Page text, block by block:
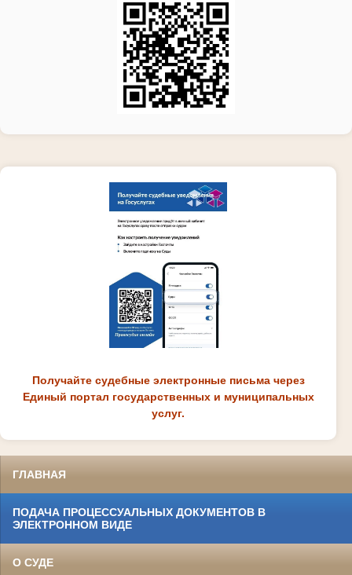
Получайте судебные электронные письма через
Единый портал государственных и муниципальных
услуг.
ГЛАВНАЯ
ПОДАЧА ПРОЦЕССУАЛЬНЫХ ДОКУМЕНТОВ В
ЭЛЕКТРОННОМ ВИДЕ
О СУДЕ